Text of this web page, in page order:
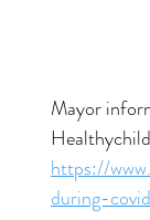
Mayor
https://
during-